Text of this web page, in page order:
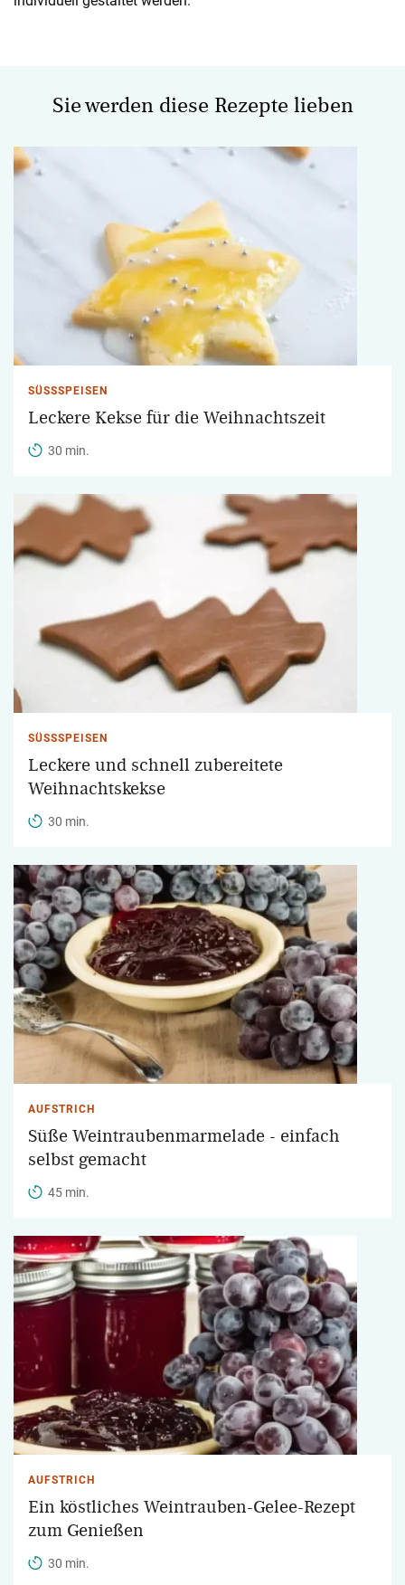
Sie werden diese Rezepte lieben
SÜSSSPEISEN
Leckere Kekse für die Weihnachtszeit
30 min.
SÜSSSPEISEN
Leckere und schnell zubereitete
Weihnachtskekse
30 min.
AUFSTRICH
Süße Weintraubenmarmelade - einfach
selbst gemacht
45 min.
AUFSTRICH
Ein köstliches Weintrauben-Gelee-Rezept
zum Genießen
30 min.